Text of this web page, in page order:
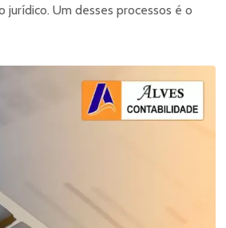
jurídico. Um desses processos é o